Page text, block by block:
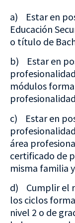
a) Estar en
Educación
o título de
b) Estar en
módulos
c) Estar en
área
certificado de
misma familia
d) Cumplir el
los ciclos
nivel 2 o de